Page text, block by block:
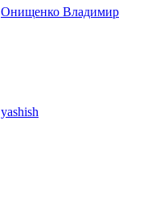
Онищенко Владимир
yashish